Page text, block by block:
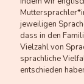
jeweiligen
dass in den
Vielzahl von
sprachliche
entschieden